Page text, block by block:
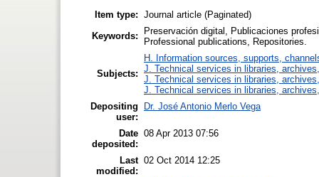
Item type: Journal article (Paginated)
Keywords:
Preservación digital, Publicaciones
Professional publications, Repositories.
Subjects:
H. Information sources, supports,
J. Technical services in libraries,
J. Technical services in libraries,
J. Technical services in libraries,
Depositing
user:
Dr. José Antonio Merlo Vega
Date
deposited:
08 Apr 2013 07:56
Last
modified:
02 Oct 2014 12:25